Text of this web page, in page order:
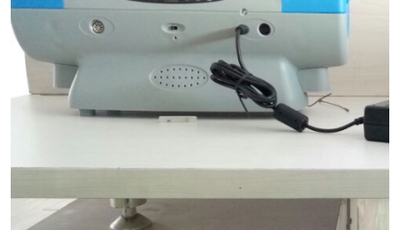
油烟监测仪
新宇宙仪器 凯恩仪器